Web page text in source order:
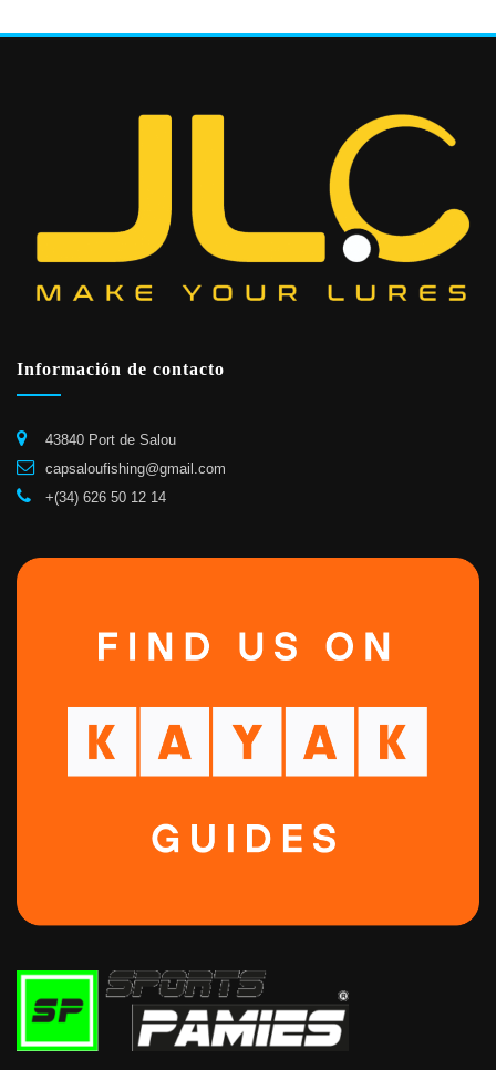
Información de contacto
43840 Port de Salou
capsaloufishing@gmail.com
+(34) 626 50 12 14